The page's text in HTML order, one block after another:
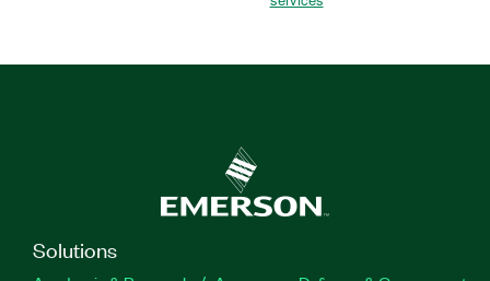
Solutions